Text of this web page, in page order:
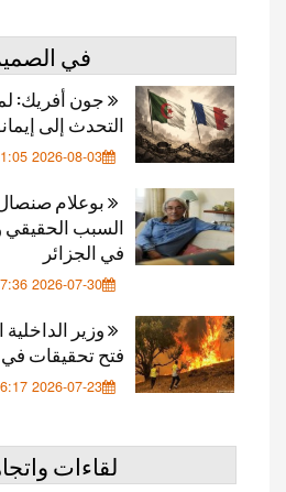
في
جون أفريك:
التحدث إلى
2026-08-03 00:21:05
بوعلام
السبب الحقيقي
في الجزائر
2026-07-30 00:27:36
وزير
فتح تحقيقات
2026-07-23 00:16:17
لقاءات